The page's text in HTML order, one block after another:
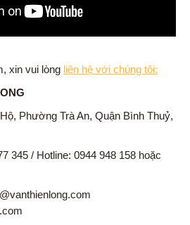
xin vui lòng liên hệ với chúng tôi:
Phường Trà An, Quận Bình Thuỷ,
345 / Hotline: 0944 948 158 hoặc